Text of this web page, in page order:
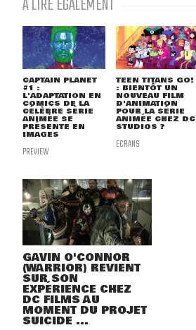
À LIRE ÉGALEMENT
CAPTAIN PLANET
#1 :
L'ADAPTATION EN
COMICS DE LA
CÉLÈBRE SÉRIE
ANIMÉE SE
PRÉSENTE EN
IMAGES
PREVIEW
TEEN TITANS GO!
: BIENTÔT UN
NOUVEAU FILM
D'ANIMATION
POUR LA SÉRIE
ANIMÉE CHEZ DC
STUDIOS ?
ECRANS
GAVIN O'CONNOR
(WARRIOR) REVIENT
SUR SON
EXPÉRIENCE CHEZ
DC FILMS AU
MOMENT DU PROJET
SUICIDE ...